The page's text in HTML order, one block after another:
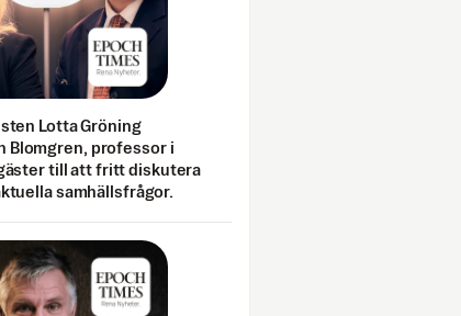
Lotta Gröning
Blomgren, professor i
till att fritt diskutera
samhällsfrågor.